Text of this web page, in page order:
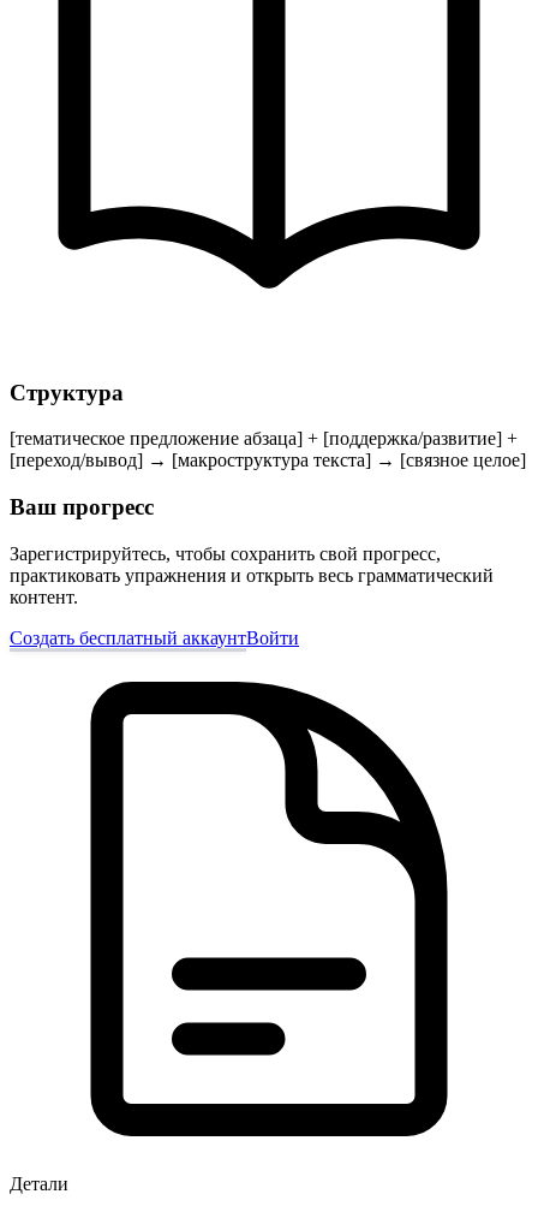
Структура
[тематическое предложение абзаца] + [поддержка/развитие] +
[переход/вывод] → [макроструктура текста] → [связное целое]
Ваш прогресс
Зарегистрируйтесь, чтобы сохранить свой прогресс,
практиковать упражнения и открыть весь грамматический
контент.
Создать бесплатный аккаунтВойти
Детали